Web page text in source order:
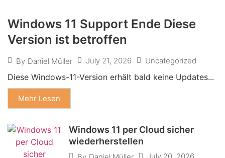
Windows 11 Support Ende Diese
Version ist betroffen
By Daniel Müller July 21, 2026 Uncategorized
Diese Windows-11-Version erhält bald keine Updates...
Mehr Lesen
Windows 11 per Cloud sicher
wiederherstellen